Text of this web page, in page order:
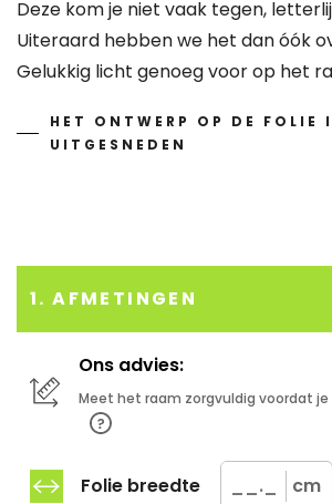
Deze kom je niet vaak tegen,
Uiteraard hebben we het dan óók
Gelukkig licht genoeg voor op het
HET ONTWERP OP DE FOLIE
UITGESNEDEN
1. AFMETINGEN
Ons advies:
Meet het raam zorgvuldig voordat
Folie breedte cm